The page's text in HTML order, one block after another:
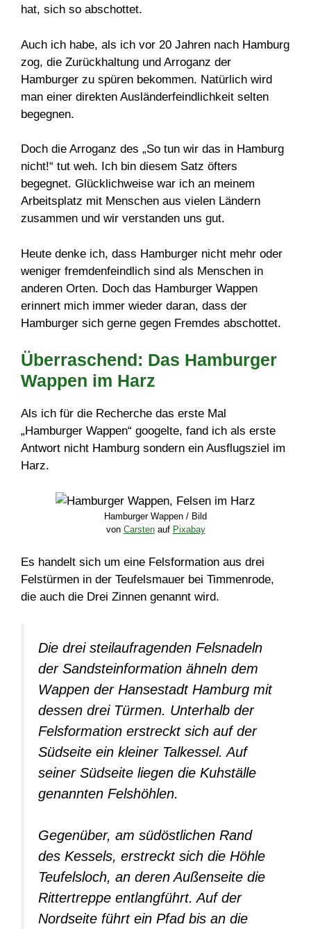
hat, sich so abschottet.
Auch ich habe, als ich vor 20 Jahren nach Hamburg
zog, die Zurückhaltung und Arroganz der
Hamburger zu spüren bekommen. Natürlich wird
man einer direkten Ausländerfeindlichkeit selten
begegnen.
Doch die Arroganz des „So tun wir das in Hamburg
nicht!“ tut weh. Ich bin diesem Satz öfters
begegnet. Glücklichweise war ich an meinem
Arbeitsplatz mit Menschen aus vielen Ländern
zusammen und wir verstanden uns gut.
Heute denke ich, dass Hamburger nicht mehr oder
weniger fremdenfeindlich sind als Menschen in
anderen Orten. Doch das Hamburger Wappen
erinnert mich immer wieder daran, dass der
Hamburger sich gerne gegen Fremdes abschottet.
Überraschend: Das Hamburger
Wappen im Harz
Als ich für die Recherche das erste Mal
„Hamburger Wappen“ googelte, fand ich als erste
Antwort nicht Hamburg sondern ein Ausflugsziel im
Harz.
Hamburger Wappen / Bild
von Carstenauf Pixabay
Es handelt sich um eine Felsformation aus drei
Felstürmen in der Teufelsmauer bei Timmenrode,
die auch die Drei Zinnen genannt wird.
Die drei steilaufragenden Felsnadeln
der Sandsteinformation ähneln dem
Wappen der Hansestadt Hamburg mit
dessen drei Türmen. Unterhalb der
Felsformation erstreckt sich auf der
Südseite ein kleiner Talkessel. Auf
seiner Südseite liegen die Kuhställe
genannten Felshöhlen.
Gegenüber, am südöstlichen Rand
des Kessels, erstreckt sich die Höhle
Teufelsloch, an deren Außenseite die
Rittertreppe entlangführt. Auf der
Nordseite führt ein Pfad bis an die